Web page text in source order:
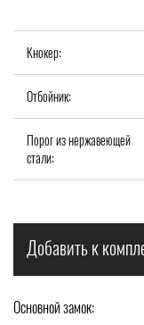
Кнокер:
Отбойник:
Порог из нержавеющей
стали:
Добавить к
Основной замок: